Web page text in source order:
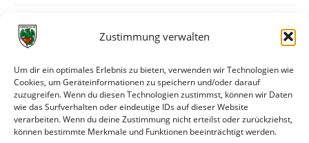
Zustimmung verwalten
Um dir ein optimales Erlebnis zu bieten, verwenden wir Technologien wie
Cookies, um Geräteinformationen zu speichern und/oder darauf
zuzugreifen. Wenn du diesen Technologien zustimmst, können wir Daten
wie das Surfverhalten oder eindeutige IDs auf dieser Website
verarbeiten. Wenn du deine Zustimmung nicht erteilst oder zurückziehst,
können bestimmte Merkmale und Funktionen beeinträchtigt werden.
31. Juli 2026
30. Juli 2026
Deine Spielminute: 89+1
28. Juli 2026
Neuer Rückensponsor